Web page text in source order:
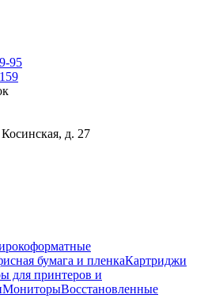
95
д. 27
бумага и пленкаКартриджи
для принтеров и
МониторыВосстановленные